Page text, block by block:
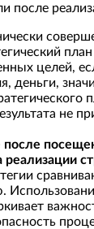
после
целей,
деньги,
не